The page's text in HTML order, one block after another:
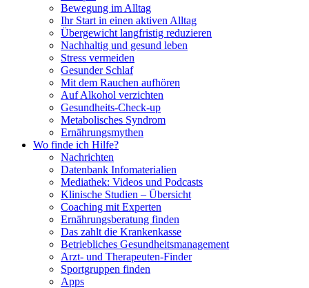
Bewegung im Alltag
Ihr Start in einen aktiven Alltag
Übergewicht langfristig reduzieren
Nachhaltig und gesund leben
Stress vermeiden
Gesunder Schlaf
Mit dem Rauchen aufhören
Auf Alkohol verzichten
Gesundheits-Check-up
Metabolisches Syndrom
Ernährungsmythen
Wo finde ich Hilfe?
Nachrichten
Datenbank Infomaterialien
Mediathek: Videos und Podcasts
Klinische Studien – Übersicht
Coaching mit Experten
Ernährungsberatung finden
Das zahlt die Krankenkasse
Betriebliches Gesundheitsmanagement
Arzt- und Therapeuten-Finder
Sportgruppen finden
Apps